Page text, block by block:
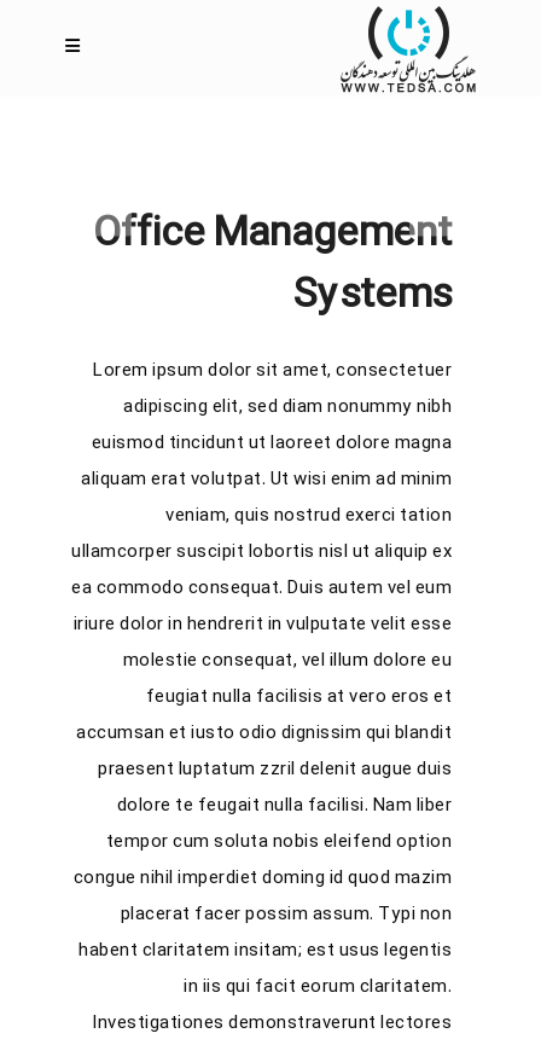
Office Management
Systems
Lorem ipsum dolor sit amet, consectetuer
adipiscing elit, sed diam nonummy nibh
euismod tincidunt ut laoreet dolore magna
aliquam erat volutpat. Ut wisi enim ad minim
veniam, quis nostrud exerci tation
ullamcorper suscipit lobortis nisl ut aliquip ex
ea commodo consequat. Duis autem vel eum
iriure dolor in hendrerit in vulputate velit esse
molestie consequat, vel illum dolore eu
feugiat nulla facilisis at vero eros et
accumsan et iusto odio dignissim qui blandit
praesent luptatum zzril delenit augue duis
dolore te feugait nulla facilisi. Nam liber
tempor cum soluta nobis eleifend option
congue nihil imperdiet doming id quod mazim
placerat facer possim assum. Typi non
habent claritatem insitam; est usus legentis
in iis qui facit eorum claritatem.
Investigationes demonstraverunt lectores